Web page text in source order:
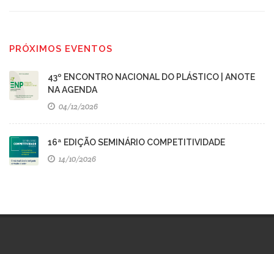
PRÓXIMOS EVENTOS
43º ENCONTRO NACIONAL DO PLÁSTICO | ANOTE
NA AGENDA
04/12/2026
16ª EDIÇÃO SEMINÁRIO COMPETITIVIDADE
14/10/2026